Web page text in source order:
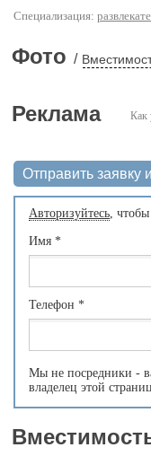
Специализация:
Фото /
Как
Реклама
Отправить заявку
Авторизуйтесь,
Имя *
Телефон *
Мы не посредники -
владелец этой